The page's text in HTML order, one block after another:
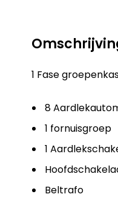
1 Fase
8
1 fornuisgroep
1
Beltrafo